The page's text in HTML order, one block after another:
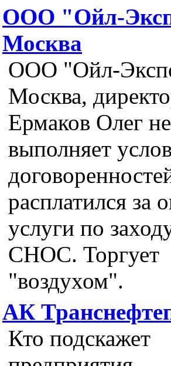
ООО "Ойл-
Москва
ООО "Ойл-
Москва,
Ермаков Олег не
выполняет
расплатился за
услуги по
СНОС. Торгует
"воздухом".
АК
Кто подскажет